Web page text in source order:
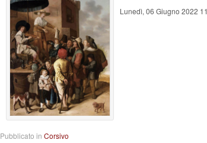
Lunedì, 06 Giugno 2022
Pubblicato in Corsivo